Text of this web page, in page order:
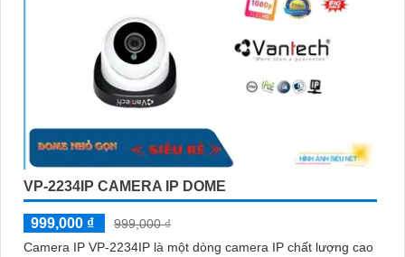
VP-2234IP CAMERA IP DOME
999,000 ₫
999,000 ₫
Camera IP VP-2234IP là một dòng camera IP chất lượng cao